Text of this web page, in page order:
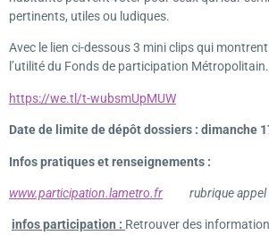
pertinents, utiles ou ludiques.
Avec le lien ci-dessous 3 mini clips qui
l’utilité du Fonds de participation Métropolitain.
https://we.tl/t-wubsmUpMUW
Date de limite de dépôt dossiers : dimanche
Infos pratiques et renseignements :
www.participation.lametro.fr rubrique appel
infos participation : Retrouver des